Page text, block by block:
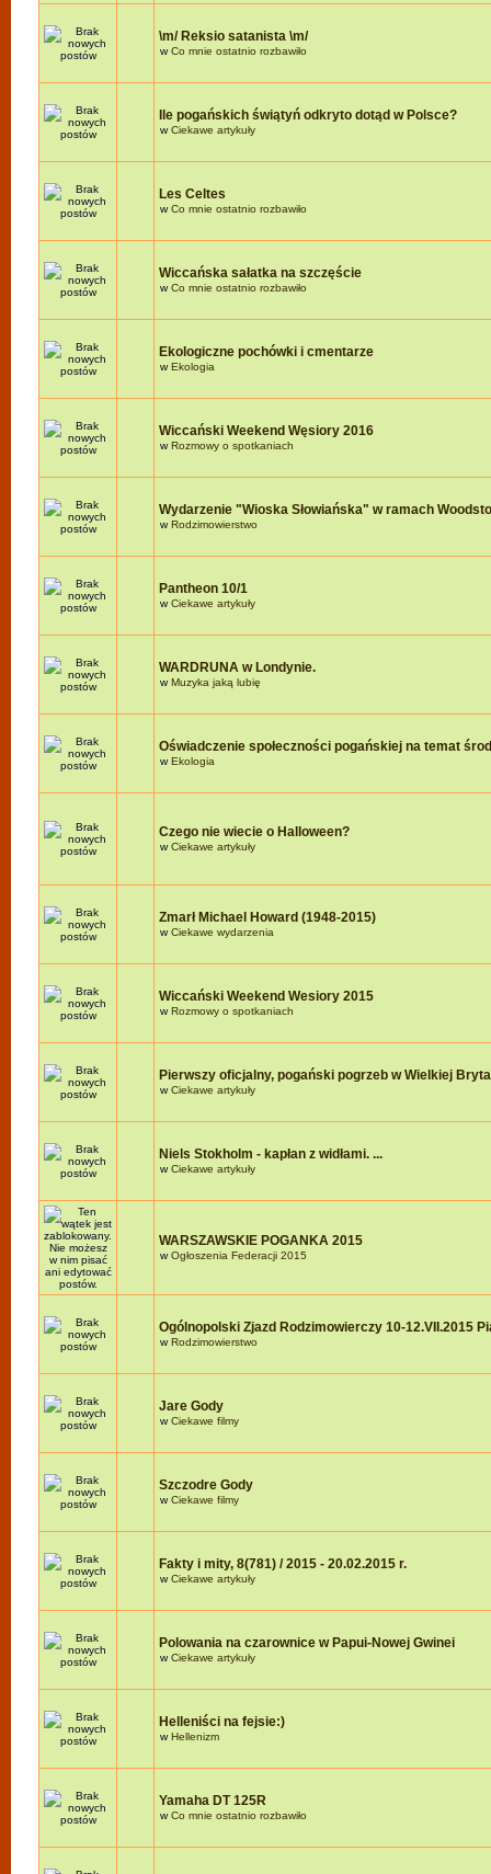
\m/ Reksio satanista \m/
wCo mnie ostatnio rozbawiło
Ile pogańskich świątyń odkryto dotąd w Polsce?
wCiekawe artykuły
Les Celtes
wCo mnie ostatnio rozbawiło
Wiccańska sałatka na szczęście
wCo mnie ostatnio rozbawiło
Ekologiczne pochówki i cmentarze
wEkologia
Wiccański Weekend Węsiory 2016
wRozmowy o spotkaniach
Wydarzenie "Wioska Słowiańska" w ramach
wRodzimowierstwo
Pantheon 10/1
wCiekawe artykuły
WARDRUNA w Londynie.
wMuzyka jaką lubię
Oświadczenie społeczności pogańskiej na temat
wEkologia
Czego nie wiecie o Halloween?
wCiekawe artykuły
Zmarł Michael Howard (1948-2015)
wCiekawe wydarzenia
Wiccański Weekend Wesiory 2015
wRozmowy o spotkaniach
Pierwszy oficjalny, pogański pogrzeb w Wielkiej
wCiekawe artykuły
Niels Stokholm - kapłan z widłami. ...
wCiekawe artykuły
WARSZAWSKIE POGANKA 2015
wOgłoszenia Federacji 2015
Ogólnopolski Zjazd Rodzimowierczy 10-12.VII.2015
wRodzimowierstwo
Jare Gody
wCiekawe filmy
Szczodre Gody
wCiekawe filmy
Fakty i mity, 8(781) / 2015 - 20.02.2015 r.
wCiekawe artykuły
Polowania na czarownice w Papui-Nowej Gwinei
wCiekawe artykuły
Helleniści na fejsie:)
wHellenizm
Yamaha DT 125R
wCo mnie ostatnio rozbawiło